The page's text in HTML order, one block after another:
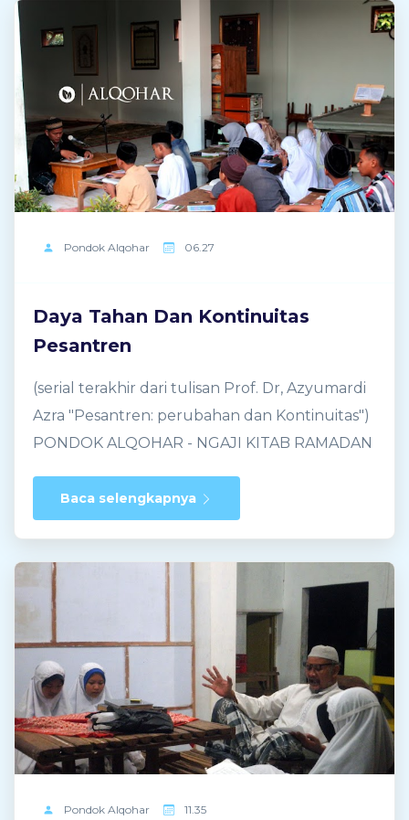
وَتَرْزُقُنِيَ اللهُمَّ تَمَامَ رَحْمَتِكَ وَتَمَامَ نِعْمَتِكَ وَتَمَامَ رِضْوَانِكَ
وَصَلِّ وَسَلِّمْ وَبَارِكْ عَلَيْهِ وَعَلَى آلِهِ وَصَحْبِهِ وسَلِّمْ أجْمَعِين.
أوْلاَدِيْ وَذُرِّيَّاتِيْ وَتَلاَمِيْذِيْ وَلاَ تَضُرَّهُمْ وَوَفِّقْهُمْ لِطَاعَتِكَ
وَارْزُقْنَا بِرَّهُمْ 3 x Ini adalah shalawat Bahriyyah
Kubro. Sejenis shalawat bernuansa
menyamudera. Memang ...
Pondok Alqohar 06.27
Daya Tahan Dan Kontinuitas
Pesantren
(serial terakhir dari tulisan Prof. Dr, Azyumardi
Azra "Pesantren: perubahan dan Kontinuitas")
PONDOK ALQOHAR - NGAJI KITAB RAMADAN
pesantren, dengan meminjam kerangka
Hosein Nasr, adalah dunia tradisional Islam,
Kontiunitas trdisi Islam yang dikembangkan
ulama dari masa ke masa, tidak terbatas pada
periode tertentu dalam sejarah Islam, seperti
periode kaum salaf, yaitu periode para sahabat
Nabi Muhammad dan Tabi’in senior. Anehnya,
istilah “ salaf ” juga digunakan oleh kalangan
pesantren, misalnya “pesantren salafiyah”,
walaupun dengan pengertian yang jauh
Baca selengkapnya
Pondok Alqohar 11.35